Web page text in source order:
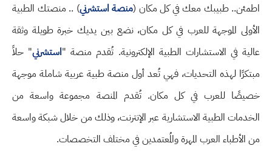
اطمئن.. طبيبك معك في كل مكان (منصة استشرني) .. منصتك الطبية
الأولى الموجهة للعرب في كل مكان، نضع بين يديك خبرة طويلة وثقة
عالية في الاستشارات الطبية الإلكترونية. تُقدم منصة "استشرني" حلاً
مبتكرًا لهذه التحديات، فهي تُعد أول منصة طبية عربية شاملة موجهة
خصيصًا للعرب في كل مكان. تُقدم المنصة مجموعة واسعة من
الخدمات الطبية الاستشارية عبر الإنترنت، وذلك من خلال شبكة واسعة
من الأطباء العرب المهرة والمُعتمدين في مختلف التخصصات.